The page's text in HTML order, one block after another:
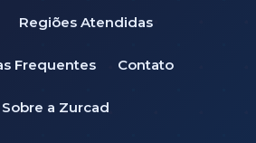
Regiões Atendidas
Frequentes Contato
Sobre a Zurcad